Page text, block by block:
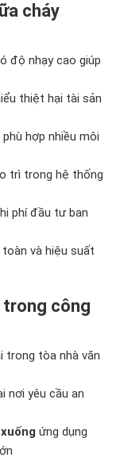
cháy
độ nhạy cao giúp
thiệt hại tài sản
hợp nhiều môi
trì trong hệ thống
phí đầu tư ban
và hiệu suất
trong công
trong tòa nhà văn
nơi yêu cầu an
ứng dụng